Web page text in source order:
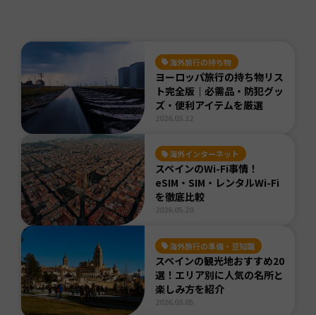
海外旅行の持ち物
ヨーロッパ旅行の持ち物リス
ト完全版｜必需品・防犯グッ
ズ・便利アイテムを厳選
海外インターネット
スペインのWi-Fi事情！
eSIM・SIM・レンタルWi-Fi
を徹底比較
海外旅行の準備・豆知識
スペインの観光地おすすめ20
選！エリア別に人気の名所と
楽しみ方を紹介